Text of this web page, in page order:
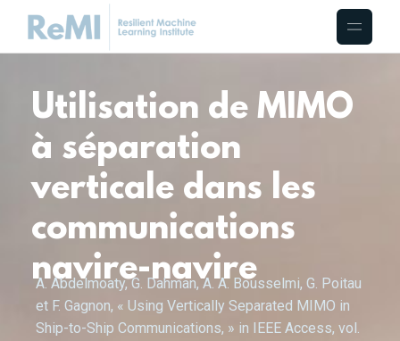
Utilisation de MIMO
à séparation
verticale dans les
communications
navire-navire
A. Abdelmoaty, G. Dahman, A. A. Bousselmi, G. Poitau
et F. Gagnon, « Using Vertically Separated MIMO in
Ship-to-Ship Communications, » in IEEE Access, vol.